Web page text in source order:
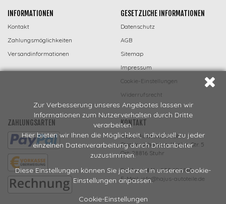
Zur Verbesserung unseres Angebotes lassen wir
Informationen zum Nutzerverhalten durch Dritte
verarbeiten.
Hier bieten wir Ihnen die Möglichkeit, individuell zu jeder
einzelnen Datenverarbeitung durch Drittanbeiter
zuzustimmen.
Diese Einstellungen können Sie jederzeit in unseren Cookie-
Einstellungen anpassen.
Cookie-Einstellungen
INFORMATIONEN
Kontakt
Zahlungsmöglichkeiten
Versandinformationen
GESETZLICHE INFORMATIONEN
Datenschutz
AGB
Sitemap
Impressum
Cookie-Einstellungen
Widerrufsrecht
ZAHLUNGSARTEN KONTAKT
Hajus Autoteile GmbH
Straße: Johannes-Kepler-Str. 5
Ort: 28816 Stuhr
Telefon: 0421 - 830 194 140
E-Mail:info@hajus-autoteile.de